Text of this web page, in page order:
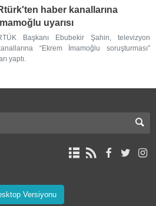
haber kanallarına
İmamoğlu uyarısı
Başkanı Ebubekir Şahin, televizyon
“Ekrem İmamoğlu soruşturması”
yaptı.
Versiyonu